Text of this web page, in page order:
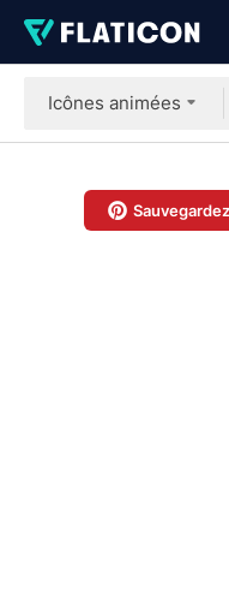
Icônes animées
Sauvegardez